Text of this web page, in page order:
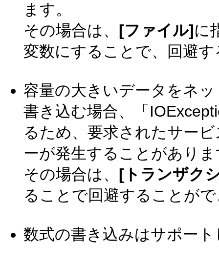
ます。
その場合は、 [ファイル]に
変数にすることで、回避
容量の大きいデータをネ
書き込む場合、「
るため、要求されたサー
ーが発生することがあり
その場合は、 [トランザク
ることで回避することが
数式の書き込みはサポー